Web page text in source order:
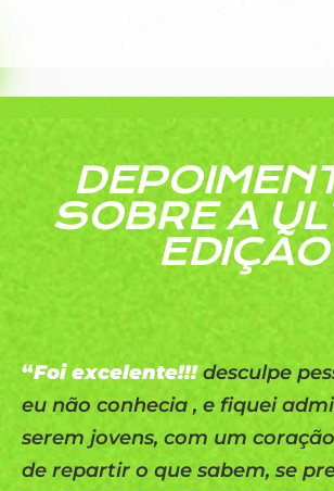
SOBRE A
EDIÇÃO
“Foi excelente!!! desculpe
eu não conhecia , e fiquei
serem jovens, com um
de repartir o que sabem, se